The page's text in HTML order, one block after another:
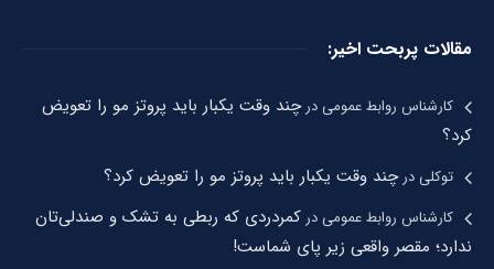
مقالات پربحت اخیر:
کارشناس روابط عمومیدرچند وقت یکبار باید پروتز مو را تعویض
کرد؟
توکلیدرچند وقت یکبار باید پروتز مو را تعویض کرد؟
کارشناس روابط عمومیدر کمردردی که ربطی به تشک و صندلی‌تان
ندارد؛ مقصر واقعی زیر پای شماست!